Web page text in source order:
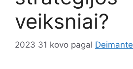
veiksniai?
2023 31 kovo pagal Deimante